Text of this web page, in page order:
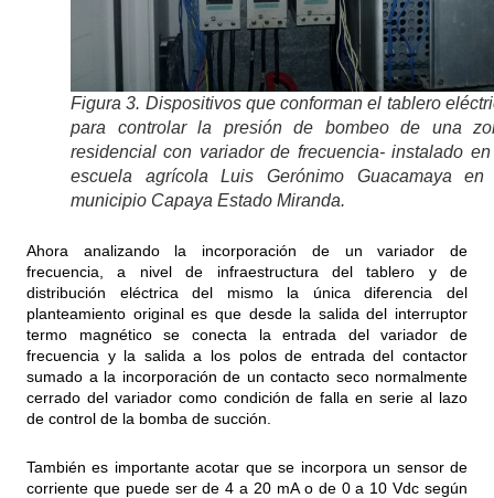
Figura 3. Dispositivos que conforman el tablero
para controlar la presión de bombeo de una
residencial con variador de frecuencia- instalado
escuela agrícola Luis Gerónimo Guacamaya en
municipio Capaya Estado Miranda.
Ahora analizando la incorporación de un variador de
frecuencia, a nivel de infraestructura del tablero y de
distribución eléctrica del mismo la única diferencia del
planteamiento original es que desde la salida del interruptor
termo magnético se conecta la entrada del variador de
frecuencia y la salida a los polos de entrada del contactor
sumado a la incorporación de un contacto seco normalmente
cerrado del variador como condición de falla en serie al lazo
de control de la bomba de succión.
También es importante acotar que se incorpora un sensor de
corriente que puede ser de 4 a 20 mA o de 0 a 10 Vdc según